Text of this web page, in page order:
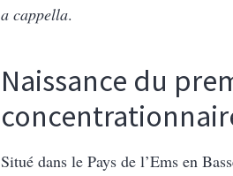
a cappella.
Naissance du
Situé dans le Pays de l’Ems en